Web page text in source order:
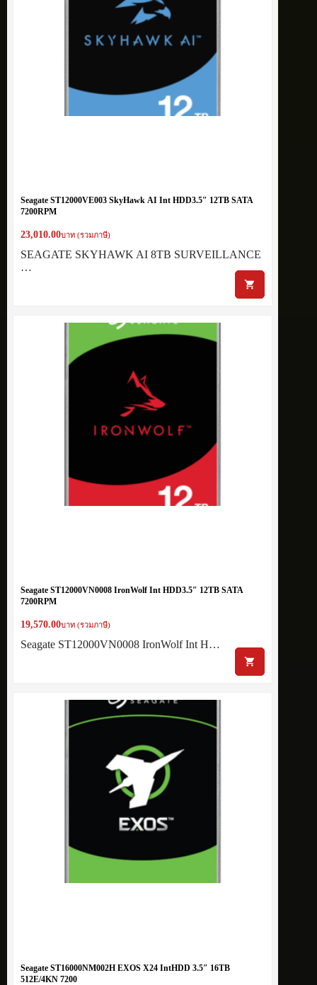
Seagate ST12000VE003 SkyHawk AI Int HDD3.5″ 12TB SATA
7200RPM
23,010.00บาท (รวมภาษี)
SEAGATE SKYHAWK AI 8TB SURVEILLANCE
…
Seagate ST12000VN0008 IronWolf Int HDD3.5″ 12TB SATA
7200RPM
19,570.00บาท (รวมภาษี)
Seagate ST12000VN0008 IronWolf Int H…
Seagate ST16000NM002H EXOS X24 IntHDD 3.5″ 16TB
512E/4KN 7200